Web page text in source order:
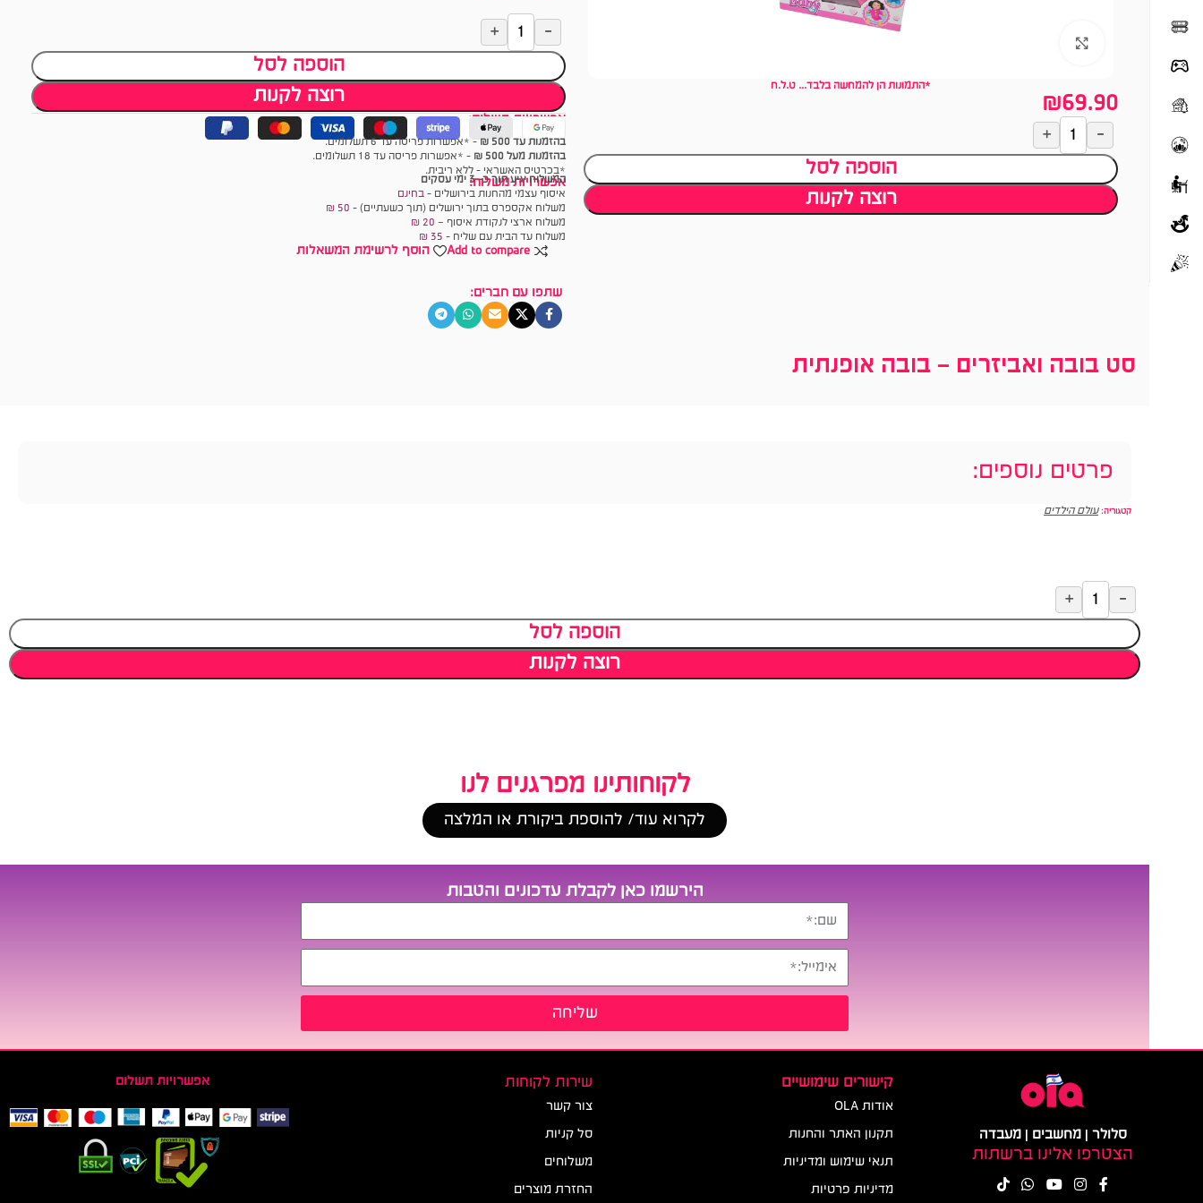
*התמונות הן להמחשה בלבד... ט.ל.ח
₪69.90
הוספה לסל
רוצה לקנות
הוספה לסל
רוצה לקנות
אפשרויות תשלום:
בהזמנות עד 500 ₪
- *אפשרות פריסה עד 6 תשלומים.
בהזמנות מעל 500 ₪
- *אפשרות פריסה עד 18 תשלומים.
*בכרטיס האשראי - ללא ריבית.
אפשרויות משלוח:
המשלוח יגיע תוך כ- 3 ימי עסקים
איסוף עצמי מהחנות בירושלים - בחינם
משלוח אקספרס בתוך ירושלים (תוך כשעתיים) - 50 ₪
משלוח ארצי לנקודת איסוף – 20 ₪
משלוח עד הבית עם שליח - 35
₪
Add to compare הוסף לרשימת המשאלות
שתפו עם חברים:
סט בובה ואביזרים – בובה אופנתית
פרטים נוספים:
קטגוריה: עולם הילדים
הוספה לסל
רוצה לקנות
לקוחותינו מפרגנים לנו
לקרוא עוד/ להוספת ביקורת או המלצה
הירשמו כאן לקבלת עדכונים והטבות
שליחה
סלולר | מחשבים | מעבדה
הצטרפו אלינו ברשתות
קישורים שימושיים
אודות OLA
תקנון האתר והחנות
תנאי שימוש ומדיניות
מדיניות פרטיות
שירות לקוחות
צור קשר
סל קניות
משלוחים
החזרת מוצרים
אפשרויות תשלום